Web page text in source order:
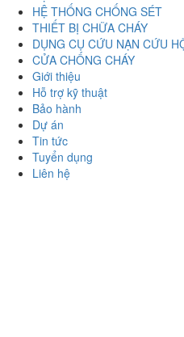
HỆ THỐNG CHỐNG SÉT
THIẾT BỊ CHỮA CHÁY
DỤNG CỤ CỨU NẠN CỨU
CỬA CHỐNG CHÁY
Giới thiệu
Hỗ trợ kỹ thuật
Bảo hành
Dự án
Tin tức
Tuyển dụng
Liên hệ